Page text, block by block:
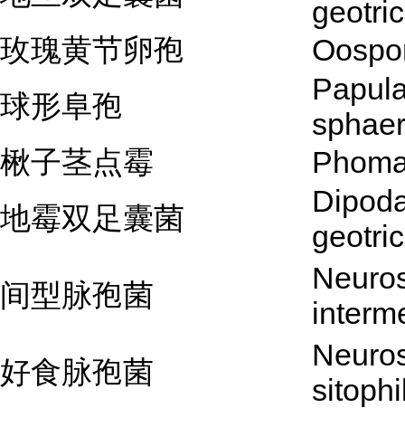
玫瑰黄节卵孢
球形阜孢
楸子茎点霉
地霉双足囊菌
间型脉孢菌
好食脉孢菌